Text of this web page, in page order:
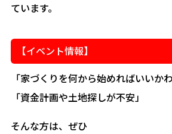
ています。
【イベント情報】
「家づくりを何から始めればいいか
「資金計画や土地探しが不安」
そんな方は、ぜひ